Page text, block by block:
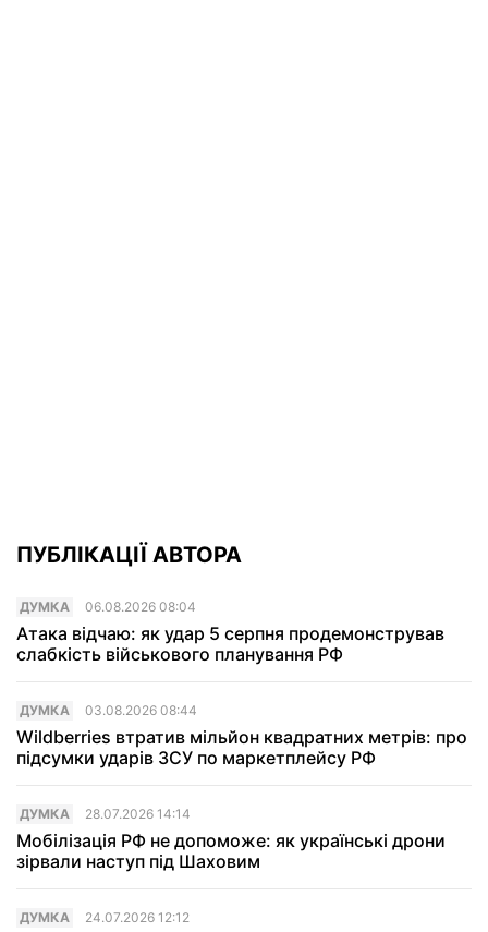
ПУБЛІКАЦІЇ АВТОРА
ДУМКА 06.08.2026 08:04
Атака відчаю: як удар 5 серпня продемонстрував
слабкість військового планування РФ
ДУМКА 03.08.2026 08:44
Wildberries втратив мільйон квадратних метрів: про
підсумки ударів ЗСУ по маркетплейсу РФ
ДУМКА 28.07.2026 14:14
Мобілізація РФ не допоможе: як українські дрони
зірвали наступ під Шаховим
ДУМКА 24.07.2026 12:12